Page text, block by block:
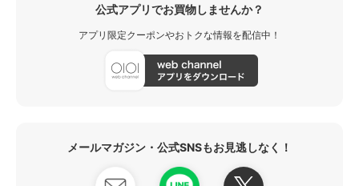
公式アプリでお買物しませんか？
アプリ限定クーポンやおトクな情報を配信中！
メールマガジン・公式SNSもお見逃しなく！